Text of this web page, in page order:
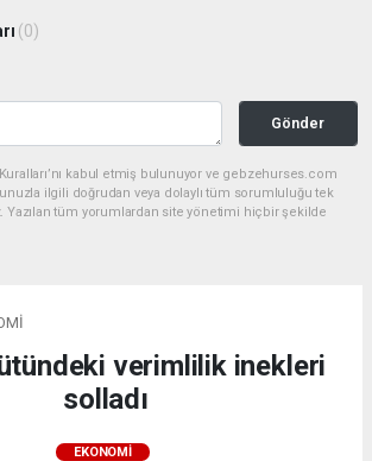
(0)
Gönder
kabul etmiş bulunuyor ve gebzehurses.com
ilgili doğrudan veya dolaylı tüm sorumluluğu tek
Yazılan tüm yorumlardan site yönetimi hiçbir şekilde
verimlilik inekleri
solladı
EKONOMİ